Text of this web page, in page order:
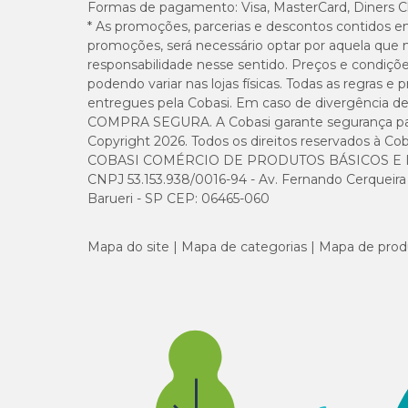
Aplicação
OFloc Gelé um produto em gel, composto por 100%
muito pequenas que não são retiradas apenas pela
Perguntas frequentes
Como o Floc Gel atua na piscina?
O produto atrai e aglomera micropartículas presentes na
O cubo deve ser colocado na cesta do filtro ou no
É necessário ajustar a água antes da aplicação?
Formas de pagamento: Visa, MasterCard, Diners
* As promoções, parcerias e descontos contidos
promoções, será necessário optar por aquela
responsabilidade nesse sentido. Preços e
podendo variar nas lojas físicas. Todas as regras
entregues pela Cobasi. Em caso de divergência
COMPRA SEGURA. A Cobasi garante segurança
Copyright 2026. Todos os direitos reservados à
COBASI COMÉRCIO DE PRODUTOS BÁSICOS E
CNPJ 53.153.938/0016-94 - Av. Fernando
Barueri - SP CEP: 06465-060
Mapa do site Mapa de categorias Mapa de